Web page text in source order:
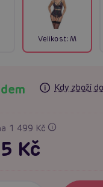
Velikost: M
Kdy zboží
1 499 Kč
Kč